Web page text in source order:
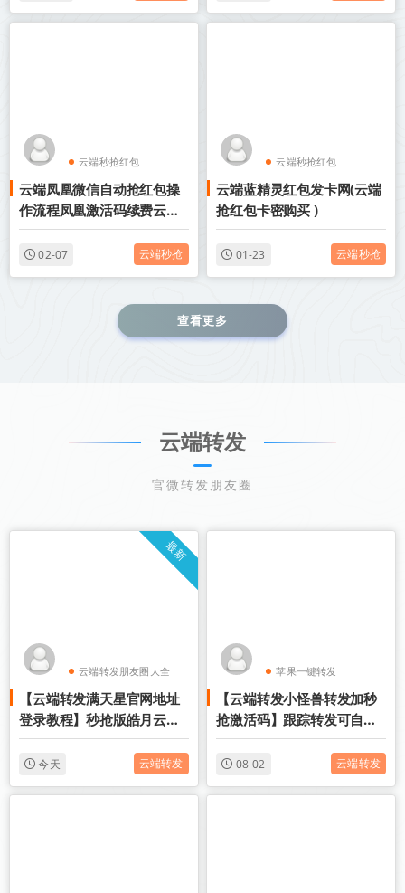
云端秒抢红包
微信抢红包新品
云端凤凰微信自动抢红包操
作流程凤凰激活码续费云端
秒抢辅助工具
02-07 云端秒抢
云端秒抢红包
微信抢红包新品
云端蓝精灵红包发卡网(云端
抢红包卡密购买 )
01-23 云端秒抢
查看更多
云端转发
官微转发朋友圈
最新
云端转发朋友圈大全
云端跟圈软件
【云端转发满天星官网地址
登录教程】秒抢版皓月云实
时极速收藏转发好友朋友圈
今天 云端转发
苹果一键转发
苹果TF微信多开
【云端转发小怪兽转发加秒
抢激活码】跟踪转发可自动
屏蔽被转发者《云端转发小
怪兽转发加秒抢封号么》
08-02 云端转发